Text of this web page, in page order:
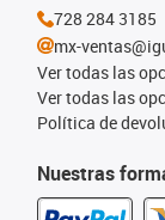
Nuestras
728 284 3185
mx-
Ver todas las
Ver todas las
Política de